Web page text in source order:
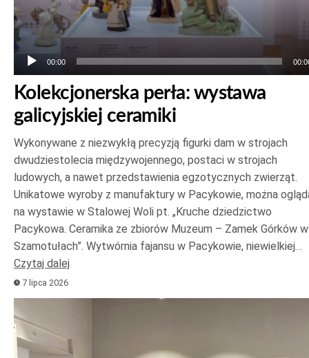
00:00
Kolekcjonerska perła: wystawa
galicyjskiej ceramiki
Wykonywane z niezwykłą precyzją figurki dam w strojach
dwudziestolecia międzywojennego, postaci w strojach
ludowych, a nawet przedstawienia egzotycznych zwierząt.
Unikatowe wyroby z manufaktury w Pacykowie, można
na wystawie w Stalowej Woli pt. „Kruche dziedzictwo
Pacykowa. Ceramika ze zbiorów Muzeum – Zamek Górków w
Szamotułach”. Wytwórnia fajansu w Pacykowie, niewielkiej…
Czytaj dalej
7 lipca 2026
plików
dźwiękowych